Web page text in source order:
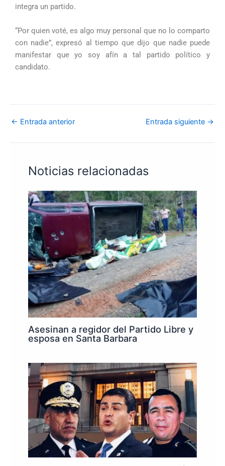
integra un partido.
“Por quien voté, es algo muy personal que no lo comparto
con nadie”, expresó al tiempo que dijo que nadie puede
manifestar que yo soy afín a tal partido político y
candidato.
← Entrada anterior Entrada siguiente →
Noticias relacionadas
Asesinan a regidor del Partido Libre y
esposa en Santa Barbara